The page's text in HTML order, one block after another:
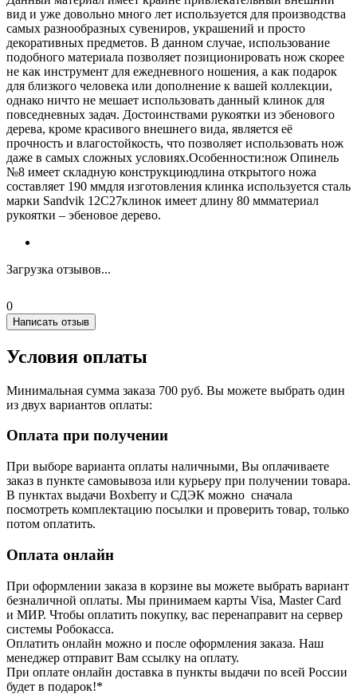
вид и уже довольно много лет используется для производства
самых разнообразных сувениров, украшений и просто
декоративных предметов. В данном случае, использование
подобного материала позволяет позиционировать нож скорее
не как инструмент для ежедневного ношения, а как подарок
для близкого человека или дополнение к вашей коллекции,
однако ничто не мешает использовать данный клинок для
повседневных задач. Достоинствами рукоятки из эбенового
дерева, кроме красивого внешнего вида, является её
прочность и влагостойкость, что позволяет использовать нож
даже в самых сложных условиях.Особенности:нож Опинель
№8 имеет складную конструкциюдлина открытого ножа
составляет 190 ммдля изготовления клинка используется сталь
марки Sandvik 12C27клинок имеет длину 80 ммматериал
рукоятки – эбеновое дерево.
Загрузка отзывов...
0
Написать отзыв
Условия оплаты
Минимальная сумма заказа 700 руб. Вы можете выбрать один
из двух вариантов оплаты:
Оплата при получении
При выборе варианта оплаты наличными, Вы оплачиваете
заказ в пункте самовывоза или курьеру при получении товара.
В пунктах выдачи Boxberry и СДЭК можно сначала
посмотреть комплектацию посылки и проверить товар, только
потом оплатить.
Оплата онлайн
При оформлении заказа в корзине вы можете выбрать вариант
безналичной оплаты. Мы принимаем карты Visa, Master Card
и МИР. Чтобы оплатить покупку, вас перенаправит на сервер
системы Робокасса.
Оплатить онлайн можно и после оформления заказа. Наш
менеджер отправит Вам ссылку на оплату.
При оплате онлайн доставка в пункты выдачи по всей России
будет в подарок!*